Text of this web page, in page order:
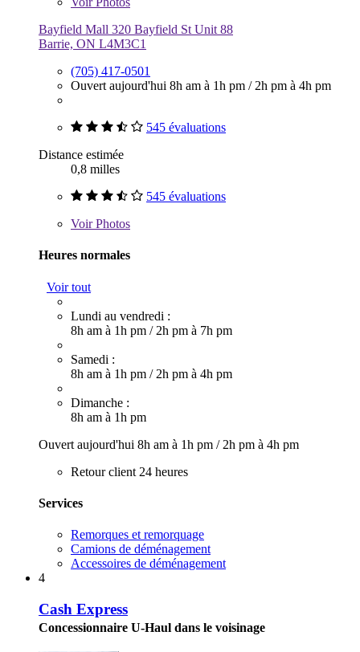
Bayfield Mall 320 Bayfield St Unit 88
Barrie, ON L4M3C1
(705) 417-0501
Ouvert aujourd'hui 8h am à 1h pm / 2h pm à 4h pm
545 évaluations
Distance estimée
0,8 milles
545 évaluations
VoirPhotos
Heures normales
Voir tout
Lundi au vendredi :
8h am à 1h pm / 2h pm à 7h pm
Samedi :
8h am à 1h pm / 2h pm à 4h pm
Dimanche :
8h am à 1h pm
Ouvert aujourd'hui 8h am à 1h pm / 2h pm à 4h pm
Retour client 24 heures
Services
Remorques et remorquage
Camions de déménagement
Accessoires de déménagement
4
Cash Express
Concessionnaire U-Haul dans le voisinage